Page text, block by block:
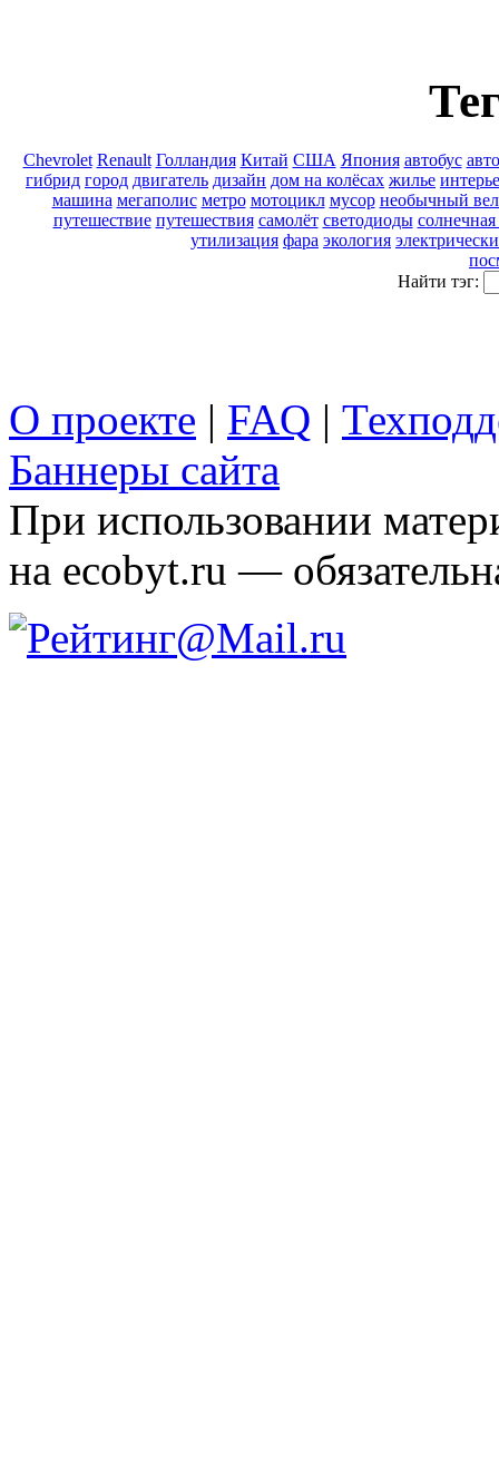
Chevrolet Renault Голландия Китай США Япония автобус
гибрид город двигатель дизайн дом на колёсах жилье
машина мегаполис метро мотоцикл мусор необычный
путешествие путешествия самолёт светодиоды солнечная
утилизация фара экология
Найти тэг:
О проекте | FAQ |
Баннеры сайта
При использовании
на ecobyt.ru —